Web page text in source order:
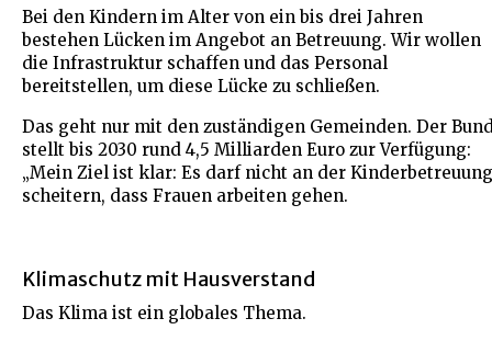
Bei den Kindern im Alter von ein bis drei Jahren
bestehen Lücken im Angebot an Betreuung. Wir wollen
die Infrastruktur schaffen und das Personal
bereitstellen, um diese Lücke zu schließen.
Das geht nur mit den zuständigen Gemeinden. Der
stellt bis 2030 rund 4,5 Milliarden Euro zur Verfügung:
„Mein Ziel ist klar: Es darf nicht an der Kinderbetreuung
scheitern, dass Frauen arbeiten gehen.
Klimaschutz mit Hausverstand
Das Klima ist ein globales Thema.